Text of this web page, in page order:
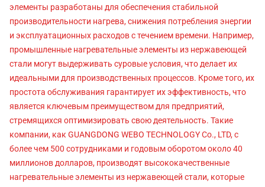
элементы разработаны для обеспечения стабильной
производительности нагрева, снижения потребления энергии
и эксплуатационных расходов с течением времени. Например,
промышленные нагревательные элементы из нержавеющей
стали могут выдерживать суровые условия, что делает их
идеальными для производственных процессов. Кроме того, их
простота обслуживания гарантирует их эффективность, что
является ключевым преимуществом для предприятий,
стремящихся оптимизировать свою деятельность. Такие
компании, как GUANGDONG WEBO TECHNOLOGY Co., LTD, с
более чем 500 сотрудниками и годовым оборотом около 40
миллионов долларов, производят высококачественные
нагревательные элементы из нержавеющей стали, которые